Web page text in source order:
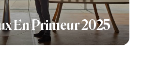
En Primeur 2025